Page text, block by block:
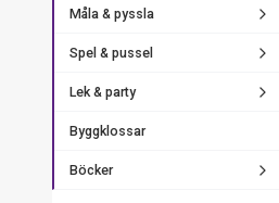
Måla & pyssla
Spel & pussel
Lek & party
Byggklossar
Böcker